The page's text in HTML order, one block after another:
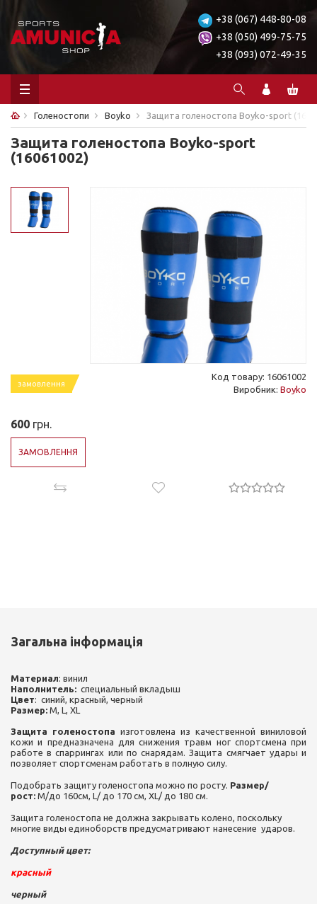
+38 (067) 448-80-08
+38 (050) 499-75-75
+38 (093) 072-49-35
Голеностопи Boyko Защита голеностопа Boyko-sport
Защита голеностопа Boyko-sport
(16061002)
замовлення
Код товару: 16061002
Виробник: Boyko
600 грн.
ЗАМОВЛЕННЯ
Загальна інформація
Материал: винил
Наполнитель: специальный вкладыш
Цвет: синий, красный, черный
Размер: M, L, XL
Защита голеностопа изготовлена из качественной виниловой
кожи и предназначена для снижения травм ног спортсмена при
работе в спаррингах или по снарядам. Защита смягчает удары и
позволяет спортсменам работать в полную силу.
Подобрать защиту голеностопа можно по росту. Размер/
рост: M/до 160см, L/ до 170 см, XL/ до 180 см.
Защита голеностопа не должна закрывать колено, поскольку
многие виды единоборств предусматривают нанесение ударов.
Доступный цвет:
красный
черный